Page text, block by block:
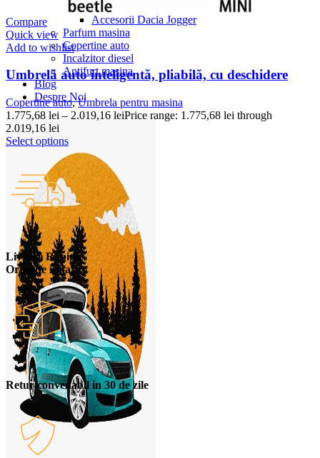
Accesorii Duster 2
Accesorii Dacia Jogger
Parfum masina
Copertine auto
Incalzitor diesel
Antifurt masina
Blog
Despre Noi
Compare
Quick view
Add to wishlist
Umbrelă auto inteligentă, pliabilă, cu deschidere
Copertine auto,Umbrela pentru masina
1.775,68 lei – 2.019,16 leiPrice range: 1.775,68 lei through
2.019,16 lei
Select options
Livrare Rapida
Oriunde in tara
Retur convenabil in 30 de zile